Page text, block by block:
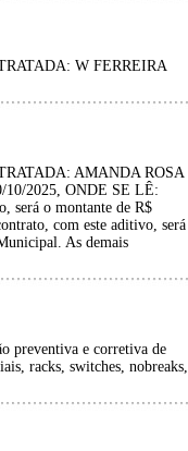
W FERREIRA
AMANDA ROSA
10/2025, ONDE SE LÊ:
será o montante de R$
com este aditivo, será
As demais
preventiva e corretiva de
racks, switches, nobreaks,